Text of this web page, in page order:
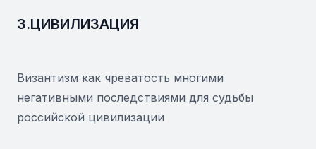
3.ЦИВИЛИЗАЦИЯ
Византизм как чреватость многими
негативными последствиями для судьбы
российской цивилизации